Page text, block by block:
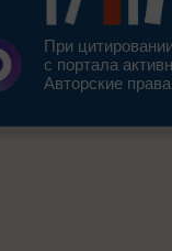
При
с портала
Авторские